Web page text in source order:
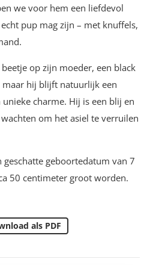
we voor hem een liefdevol
pup mag zijn – met knuffels,
op zijn moeder, een black
hij blijft natuurlijk een
charme. Hij is een blij en
om het asiel te verruilen
geboortedatum van 7
50 centimeter groot worden.
als PDF